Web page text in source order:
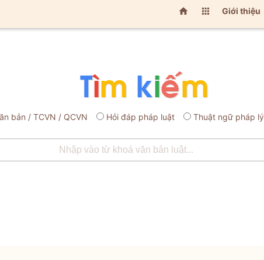
  Giới thiệu
bản / TCVN / QCVN Hỏi đáp pháp luật Thuật ngữ pháp lý